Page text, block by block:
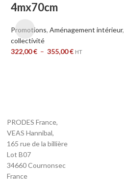
4mx70cm
Promotions, Aménagement intérieur,
collectivité
322,00€ – 355,00€ HT
PRODES France,
VEAS Hannibal,
165 rue de la billière
Lot B07
34660 Cournonsec
France